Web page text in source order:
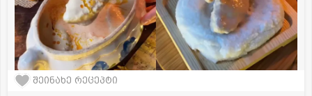
შეინახე რეცეპტი